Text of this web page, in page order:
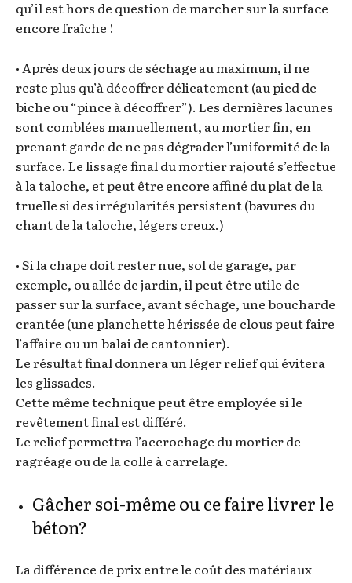
qu’il est hors de question de marcher sur la surface
encore fraîche !
• Après deux jours de séchage au maximum, il ne
reste plus qu’à décoffrer délicatement (au pied de
biche ou “pince à décoffrer”). Les dernières lacunes
sont comblées manuellement, au mortier fin, en
prenant garde de ne pas dégrader l’uniformité de la
surface. Le lissage final du mortier rajouté s’effectue
à la taloche, et peut être encore affiné du plat de la
truelle si des irrégularités persistent (bavures du
chant de la taloche, légers creux.)
• Si la chape doit rester nue, sol de garage, par
exemple, ou allée de jardin, il peut être utile de
passer sur la surface, avant séchage, une boucharde
crantée (une planchette hérissée de clous peut faire
l’affaire ou un balai de cantonnier).
Le résultat final donnera un léger relief qui évitera
les glissades.
Cette même technique peut être employée si le
revêtement final est différé.
Le relief permettra l’accrochage du mortier de
ragréage ou de la colle à carrelage.
Gâcher soi-même ou ce faire livrer le
béton?
La différence de prix entre le coût des matériaux